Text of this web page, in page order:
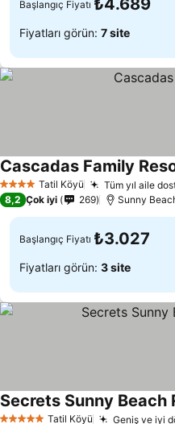
Başlangıç Fiyatı ₺4.689
Fiyatları görün: 7 site
4 Yıldız Tatil Köyü Tüm yıl aile
Cascadas Family
8,2 Çok iyi 269 Sunny
Başlangıç Fiyatı ₺3.027
Fiyatları görün: 3 site
Tatil Köyü Geniş ve iyi
Secrets Sunny Beach